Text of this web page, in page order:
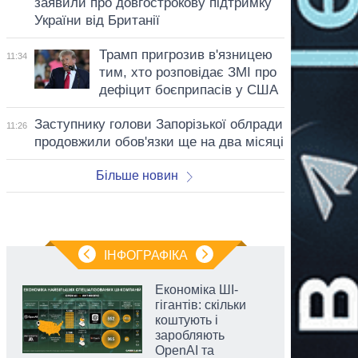
України від Британії
11:34
Трамп пригрозив в'язницею
тим, хто розповідає ЗМІ про
дефіцит боєприпасів у США
11:26
Заступнику голови Запорізької облради
продовжили обов'язки ще на два місяці
Більше новин
ІНФОГРАФІКА
Економіка ШІ-
гігантів: скільки
коштують і
заробляють
OpenAI та